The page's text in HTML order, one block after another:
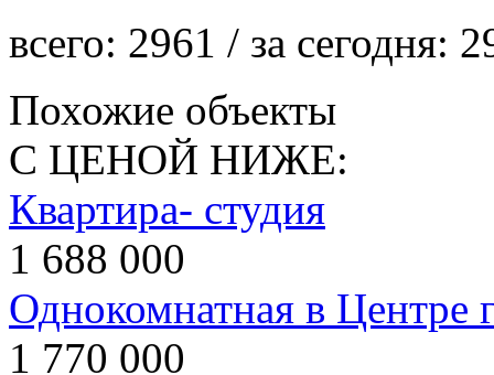
всего: 2961 / за сегодня:
Похожие объекты
С ЦЕНОЙ НИЖЕ:
Квартира- студия
1 688 000
Однокомнатная в Центре
1 770 000